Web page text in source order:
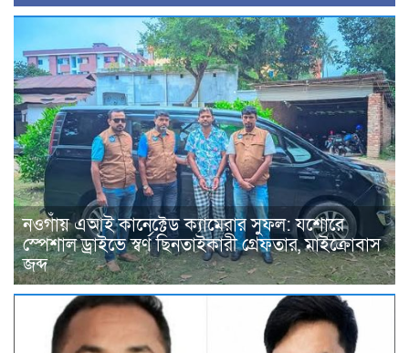
নওগাঁয় এআই কানেক্টেড ক্যামেরার সুফল: যশোরে
স্পেশাল ড্রাইভে স্বর্ণ ছিনতাইকারী গ্রেফতার, মাইক্রোবাস
জব্দ